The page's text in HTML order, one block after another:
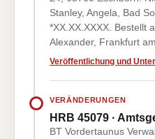
Stanley, Angela, Bad
*XX.XX.XXXX. Bestellt
Alexander, Frankfurt
Veröffentlichung und
VERÄNDERUNGEN
HRB 45079 ·
BT Vordertaunus